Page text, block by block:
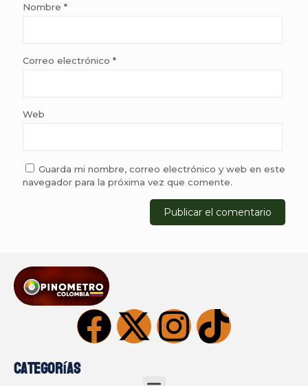
Nombre *
Correo electrónico *
Web
Guarda mi nombre, correo electrónico y web en este
navegador para la próxima vez que comente.
Categorías